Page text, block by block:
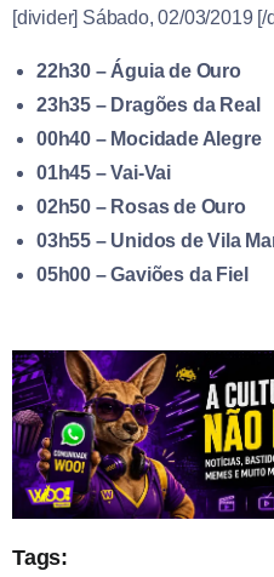
[divider] Sábado, 02/03/2019 [/
22h30 – Águia de Ouro
23h35 – Dragões da Real
00h40 – Mocidade Alegre
01h45 – Vai-Vai
02h50 – Rosas de Ouro
03h55 – Unidos de Vila
05h00 – Gaviões da Fiel
Tags: